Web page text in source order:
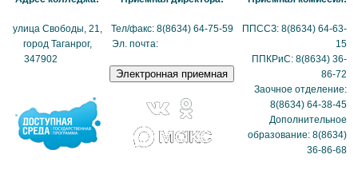
улица Свободы, 21,
город Таганрог,
347902
Тел/факс: 8(8634) 64-75-59
Эл. почта:
ППССЗ: 8(8634) 64-63-
15
ППКРиС: 8(8634) 36-
86-72
Заочное отделение:
8(8634) 64-38-45
Дополнительное
образование: 8(8634)
36-86-68